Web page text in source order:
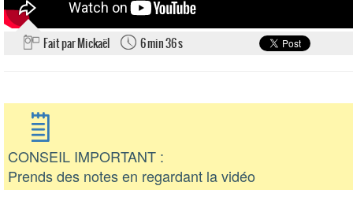
Fait par Mickaël 6 min 36 s
CONSEIL IMPORTANT :
Prends des notes en regardant la vidéo